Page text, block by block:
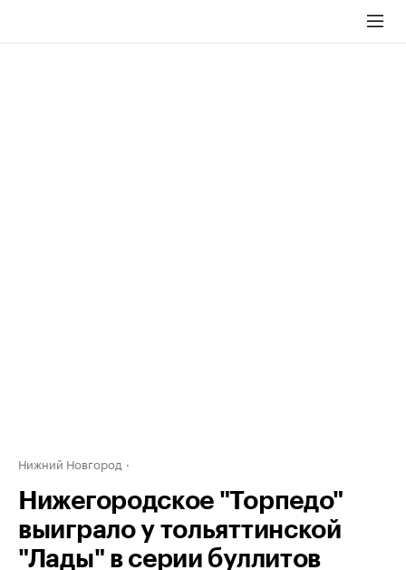
Нижний Новгород
Нижегородское "Торпедо"
выиграло у тольяттинской
"Лады" в серии буллитов